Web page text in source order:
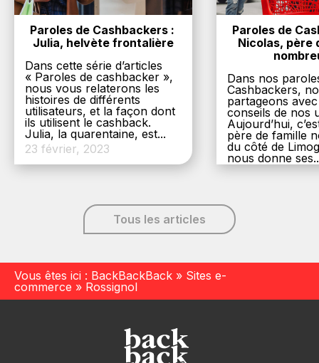
Paroles de Cashbackers :
Julia, helvète frontalière
Dans cette série d’articles
« Paroles de cashbacker »,
nous vous relaterons les
histoires de différents
utilisateurs, et la façon dont
ils utilisent le cashback.
Julia, la quarentaine, est...
23 février, 2023
Paroles de
Nicolas, père
Dans nos
Cashbackers,
partageons
conseils de nos
Aujourd’hui,
père de famille
du côté de
nous donne
Tous les articles
Vous êtes ici : BackBackBack » Sites e-
commerce » Rossignol